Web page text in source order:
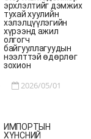
эрхлэлтийг дэмжих
тухай хуулийн
хэлэлцүүлэгийн
хүрээнд ажил
олгогч
байгууллагуудын
нээлттэй өдөрлөг
зохион
2026/05/01
ИМПОРТЫН
ХҮНСНИЙ